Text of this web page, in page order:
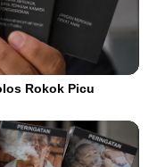
Rokok Picu